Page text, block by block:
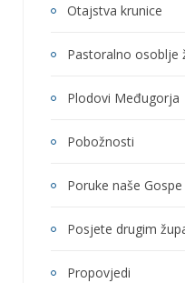
Otajstva krunice
Pastoralno osoblje
Plodovi Međugorja
Pobožnosti
Poruke naše
Posjete drugim
Propovjedi